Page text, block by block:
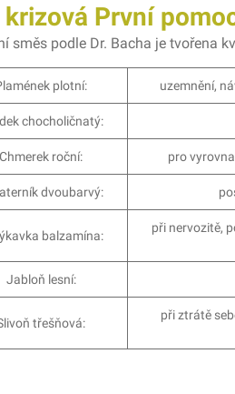
První
směs podle Dr. Bacha je tvořena
plotní: uzemnění,
chocholičnatý:
Chmerek roční: pro
dvoubarvý:
balzamína:
při nervozitě,
Jabloň lesní:
třešňová:
při ztrátě